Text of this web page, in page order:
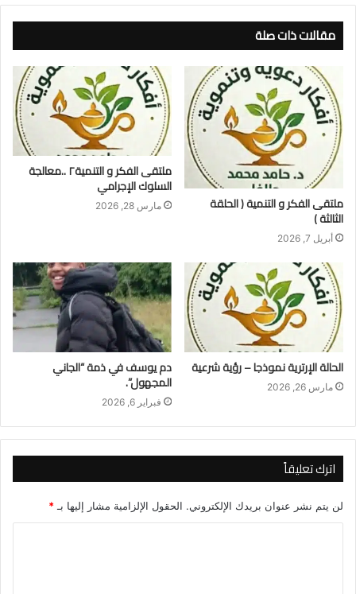
مقالات ذات صلة
ملتقى الفكر و التنمية ( الحلقة
الثالثة )
أبريل 7, 2026
ملتقى الفكر و التنمية٢ ..معالجة
السلوك الإجرامي
مارس 28, 2026
الحالة الإرترية نموذجا – رؤية شرعية
مارس 26, 2026
​دم يوسف في ذمة “الجاني
المجهول”.
فبراير 6, 2026
اترك تعليقاً
لن يتم نشر عنوان بريدك الإلكتروني. الحقول الإلزامية مشار إليها بـ *